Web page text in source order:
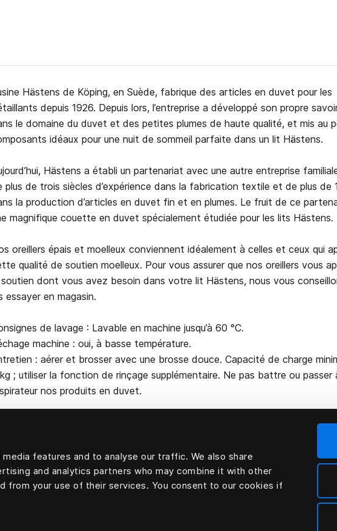
features and to analyse our traffic. We also share
and analytics partners who may combine it with other
from your use of their services. You consent to our cookies if
Hästens de Köping, en Suède, fabrique des articles en duvet pour les
depuis 1926. Depuis lors, l’entreprise a développé son propre
le domaine du duvet et des petites plumes de haute qualité, et mis au
idéaux pour une nuit de sommeil parfaite dans un lit Hästens.
Hästens a établi un partenariat avec une autre entreprise
plus de trois siècles d’expérience dans la fabrication textile et de plus de
la production d’articles en duvet fin et en plumes. Le fruit de ce
magnifique couette en duvet spécialement étudiée pour les lits Hästens.
oreillers épais et moelleux conviennent idéalement à celles et ceux qui
qualité de soutien moelleux. Pour vous assurer que nos oreillers vous
dont vous avez besoin dans votre lit Hästens, nous vous
essayer en magasin.
de lavage : Lavable en machine jusqu’à 60 °C.
machine : oui, à basse température.
: aérer et brosser avec une brosse douce. Capacité de charge
; utiliser la fonction de rinçage supplémentaire. Ne pas battre ou passer
nos produits en duvet.
: 70 % duvet d’oie et 30 % plumes d’oie.
extérieure : 100 % coton